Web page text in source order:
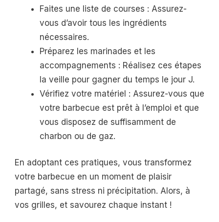
Faites une liste de courses : Assurez-
vous d’avoir tous les ingrédients
nécessaires.
Préparez les marinades et les
accompagnements : Réalisez ces étapes
la veille pour gagner du temps le jour J.
Vérifiez votre matériel : Assurez-vous que
votre barbecue est prêt à l’emploi et que
vous disposez de suffisamment de
charbon ou de gaz.
En adoptant ces pratiques, vous transformez
votre barbecue en un moment de plaisir
partagé, sans stress ni précipitation. Alors, à
vos grilles, et savourez chaque instant !